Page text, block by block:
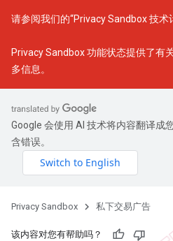
请参阅我们的“Privacy Sandbox 技术
Privacy Sandbox 功能状态提供了有
多信息。
Google 会使用 AI 技术将内容翻译成
含错误。
Privacy Sandbox 私下交易广告
该内容对您有帮助吗？